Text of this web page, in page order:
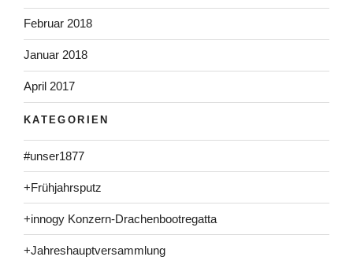
Februar 2018
Januar 2018
April 2017
KATEGORIEN
#unser1877
+Frühjahrsputz
+innogy Konzern-Drachenbootregatta
+Jahreshauptversammlung